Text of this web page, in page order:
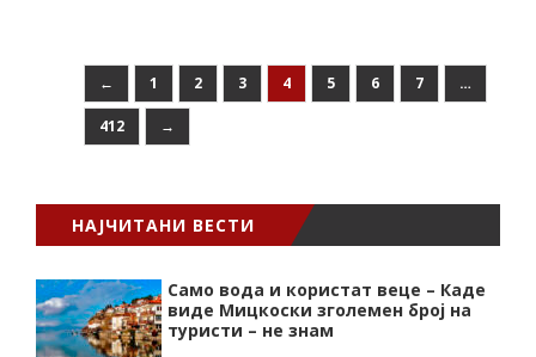
← 1 2 3 4 5 6 7 …
412 →
НАЈЧИТАНИ ВЕСТИ
Само вода и користат веце – Каде
виде Мицкоски зголемен број на
туристи – не знам